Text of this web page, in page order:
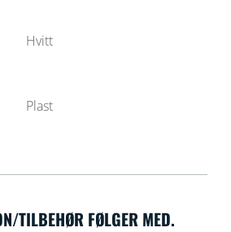
Hvitt
Plast
TILBEHØR FØLGER MED.